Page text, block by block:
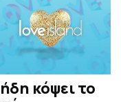
κόψει το